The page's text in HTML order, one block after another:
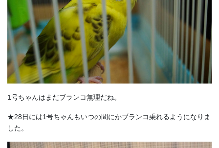
1号ちゃんはまだブランコ無理だね。
★28日には1号ちゃんもいつの間にかブランコ乗れるようになりま
した。